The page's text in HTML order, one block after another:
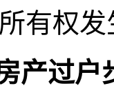
有权
产过户